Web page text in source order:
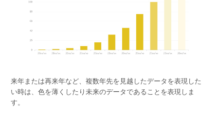
来年または再来年など、複数年先を見越したデータを表現した
い時は、色を薄くしたり未来のデータであることを表現しま
す。